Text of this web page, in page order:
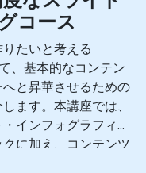
コース
たいと考える
、基本的なコンテン
と昇華させるための
ます。本講座では、
インフォグラフィッ
に加え、コンテンツ
報を際立たせる手